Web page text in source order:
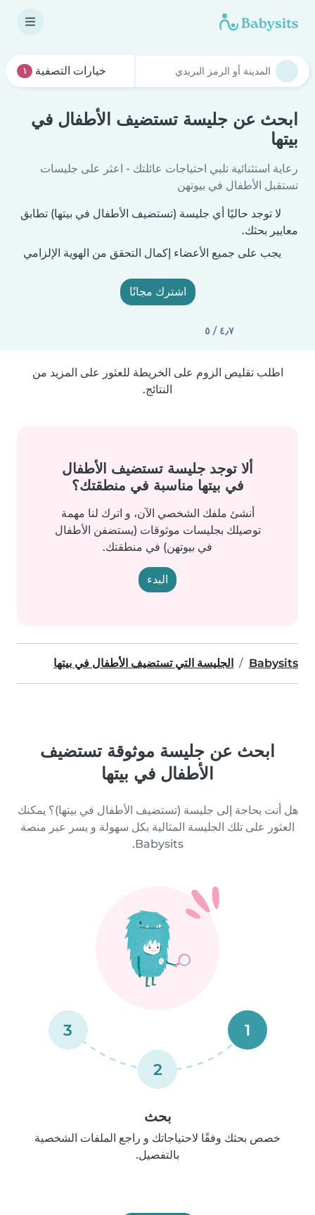
خيارات التصفية ١
ابحث عن جليسة تستضيف الأطفال في
بيتها
رعاية استثنائية تلبي احتياجات عائلتك - اعثر على جليسات
تستقبل الأطفال في بيوتهن
لا توجد حاليًا أي جليسة (تستضيف الأطفال في بيتها) تطابق
معايير بحثك.
يجب على جميع الأعضاء إكمال التحقق من الهوية الإلزامي
اشترك مجانًا
٤٫٧ / ٥
اطلب تقليص الزوم على الخريطة للعثور على المزيد من
النتائج.
ألا توجد جليسة تستضيف الأطفال
في بيتها مناسبة في منطقتك؟
أنشئ ملفك الشخصي الآن، و اترك لنا مهمة
توصيلك بجليسات موثوقات (يستضفن الأطفال
في بيوتهن) في منطقتك.
البدء
Babysits الجليسة التي تستضيف الأطفال في بيتها
ابحث عن جليسة موثوقة تستضيف
الأطفال في بيتها
هل أنت بحاجة إلى جليسة (تستضيف الأطفال في بيتها)؟ يمكنك
العثور على تلك الجليسة المثالية بكل سهولة و يسر عبر منصة
Babysits.
1
2
3
بحث
خصص بحثك وفقًا لاحتياجاتك و راجع الملفات الشخصية
بالتفصيل.